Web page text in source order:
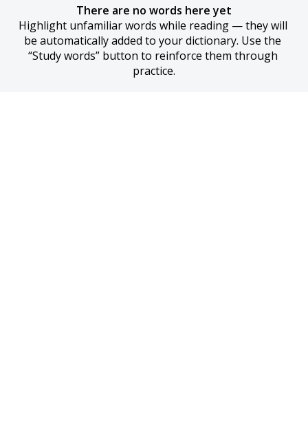
There are no words here yet
Highlight unfamiliar words while reading — they will
be automatically added to your dictionary. Use the
“Study words” button to reinforce them through
practice.